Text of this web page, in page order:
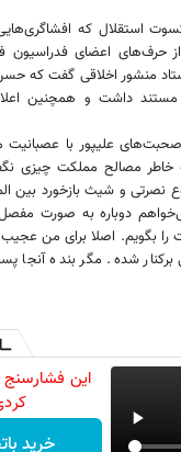
استقلال که
از حرف‌های اعضای
منشور اخلاقی گفت که
داشت و همچنین
مصالح مملکت چیزی
و شیث بازخورد بین
دوباره به صورت مفصل
را بگویم. اصلا برای من
شده. مگر بنده آنجا
این
خرید